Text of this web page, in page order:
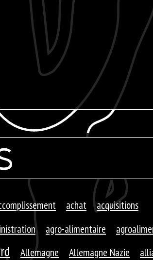
achat acquisitions
agro-alimentaire
Allemagne Allemagne Nazie